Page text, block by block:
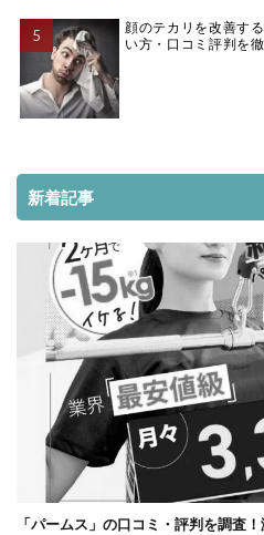
顔のテカリを改善す
い方・口コミ評判を
新着記事
「パームス」の口コミ・評判を調査